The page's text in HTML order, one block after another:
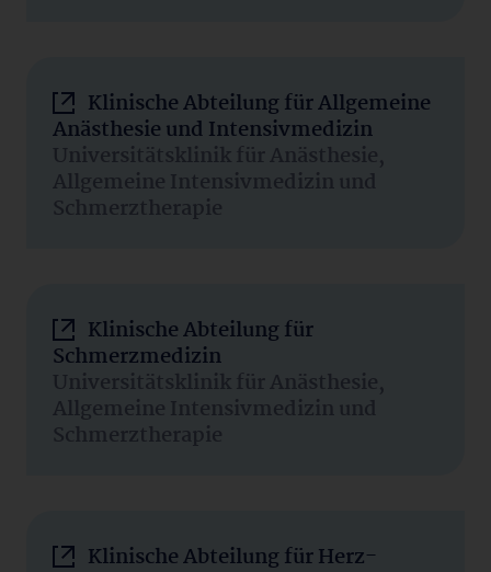
Klinische Abteilung für Allgemeine
Anästhesie und Intensivmedizin
Universitätsklinik für Anästhesie,
Allgemeine Intensivmedizin und
Schmerztherapie
Klinische Abteilung für
Schmerzmedizin
Universitätsklinik für Anästhesie,
Allgemeine Intensivmedizin und
Schmerztherapie
Klinische Abteilung für Herz-